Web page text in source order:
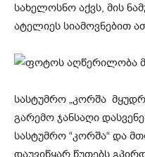
სახელოსნო აქვს, მის
ატელიეს სიამოვნებით
სასტუმრო „კორშა
გარემო ჯანსაღი
სასტუმრო “კორშა“ და